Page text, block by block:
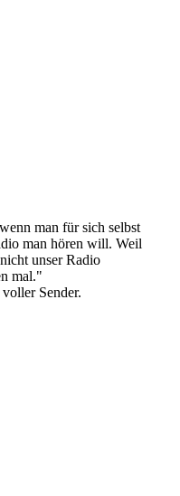
man für sich selbst
man hören will. Weil
unser Radio
mal."
Sender.